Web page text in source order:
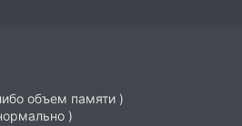
объем памяти )
)